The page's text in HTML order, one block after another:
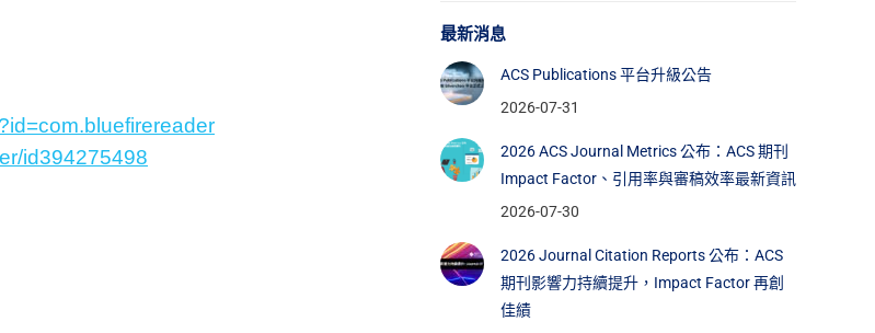
id394275498
最新消息
ACS Publications 平台升級公告
2026-07-31
2026 ACS Journal Metrics 公布：ACS 期刊
Impact Factor、引用率與審稿效率最新資訊
2026-07-30
2026 Journal Citation Reports 公布：ACS
期刊影響力持續提升，Impact Factor 再創
佳績